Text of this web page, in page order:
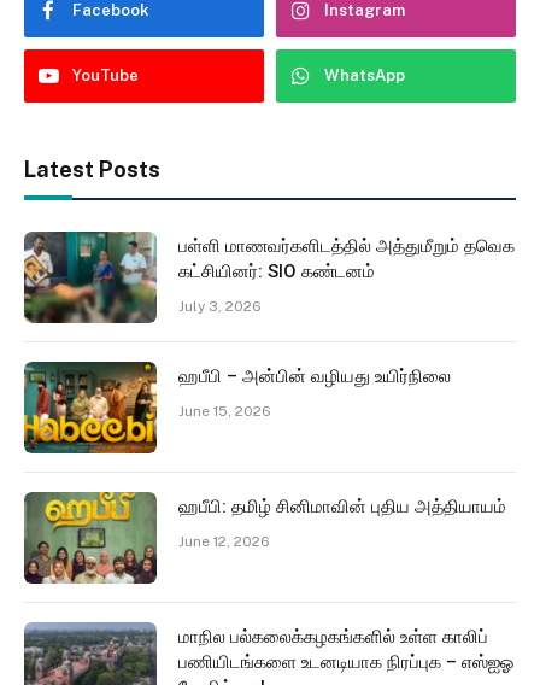
Facebook Instagram
YouTube WhatsApp
Latest Posts
பள்ளி மாணவர்களிடத்தில் அத்துமீறும் தவெக
கட்சியினர்: SIO கண்டனம்
July 3, 2026
ஹபீபி – அன்பின் வழியது உயிர்நிலை
June 15, 2026
ஹபீபி: தமிழ் சினிமாவின் புதிய அத்தியாயம்
June 12, 2026
மாநில பல்கலைக்கழகங்களில் உள்ள காலிப்
பணியிடங்களை உடனடியாக நிரப்புக – எஸ்ஐஓ